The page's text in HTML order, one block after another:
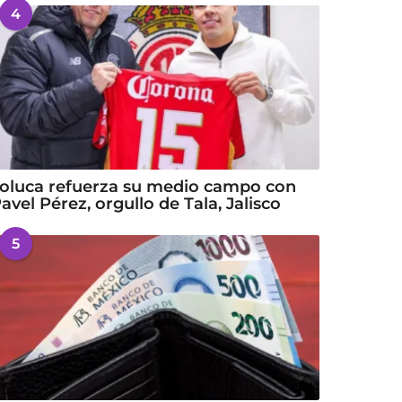
4
refuerza su medio campo con
Pérez, orgullo de Tala, Jalisco
5